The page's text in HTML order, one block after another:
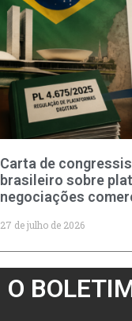
Carta de
brasileiro sobre
negociações
27 de julho de 2026
O